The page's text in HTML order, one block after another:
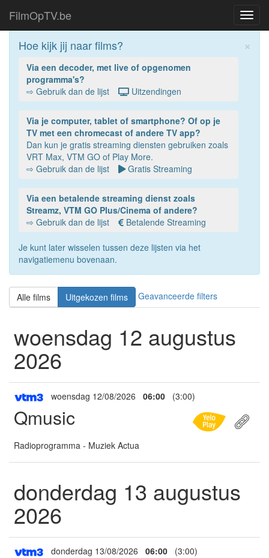
FilmOpTV.be
×
Hoe kijk jij naar films?
Via een decoder, met live of opgenomen
programma's?
⇨ Gebruik dan de lijst
Uitzendingen
Via je computer, tablet of smartphone? Of op je
TV met een chromecast of andere TV app?
Dan kun je gratis streaming diensten gebruiken zoals
VRT Max, VTM GO of Play More.
⇨ Gebruik dan de lijst
Gratis Streaming
Via een betalende streaming dienst zoals
Streamz, VTM GO Plus/Cinema of andere?
⇨ Gebruik dan de lijst
Betalende Streaming
Je kunt later wisselen tussen deze lijsten via het
navigatiemenu bovenaan.
Alle films Uitgekozen films Geavanceerde filters
woensdag 12 augustus
2026
woensdag 12/08/2026 06:00 (3:00)
Qmusic
Radioprogramma - Muziek Actua
donderdag 13 augustus
2026
donderdag 13/08/2026 06:00 (3:00)